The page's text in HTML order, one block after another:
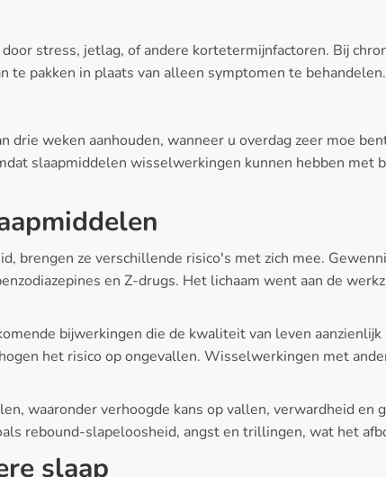
stress, jetlag, of andere kortetermijnfactoren. Bij
te pakken in plaats van alleen symptomen te behandelen.
weken aanhouden, wanneer u overdag zeer moe
slaapmiddelen wisselwerkingen kunnen hebben met
brengen ze verschillende risico's met zich mee.
en Z-drugs. Het lichaam went aan de
bijwerkingen die de kwaliteit van leven
het risico op ongevallen. Wisselwerkingen met
waaronder verhoogde kans op vallen, verwardheid
rebound-slapeloosheid, angst en trillingen, wat het
slaap